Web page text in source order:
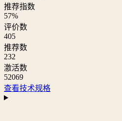
推荐指数
57%
评价数
405
推荐数
232
激活数
52069
查看技术规格